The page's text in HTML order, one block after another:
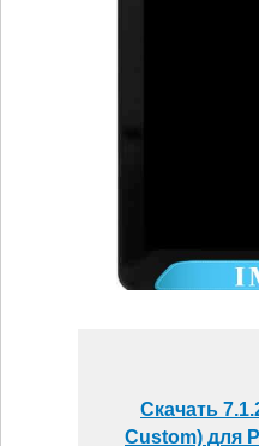
Скачать
Custom) для